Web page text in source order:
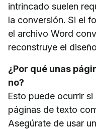
intrincado suelen
la conversión. Si el
el archivo Word
reconstruye el
¿Por qué unas
no?
Esto puede ocurrir
páginas de texto
Asegúrate de usar